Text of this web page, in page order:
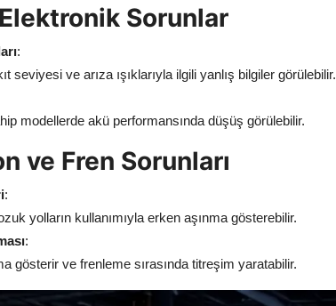
Sorunlar
:
seviyesi ve arıza ışıklarıyla ilgili yanlış bilgiler görülebilir.
modellerde akü performansında düşüş görülebilir.
ve Fren Sorunları
:
yolların kullanımıyla erken aşınma gösterebilir.
:
gösterir ve frenleme sırasında titreşim yaratabilir.